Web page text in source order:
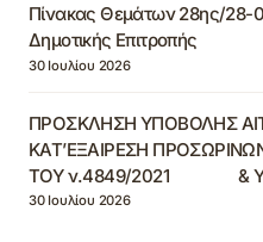
Πίνακας Θεμάτων 28ης/28-
Δημοτικής Επιτροπής
30 Ιουλίου 2026
ΠΡΟΣΚΛΗΣΗ ΥΠΟΒΟΛΗΣ
ΚΑΤ’ΕΞΑΙΡΕΣΗ
ΤΟΥ ν.4849/2021 &
30 Ιουλίου 2026